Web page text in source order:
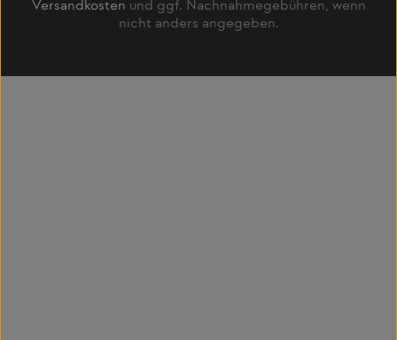
Versandkosten und ggf. Nachnahmegebühren, wenn
nicht anders angegeben.